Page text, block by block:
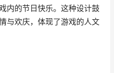
内的节日快乐。这种设计鼓
与欢庆，体现了游戏的人文